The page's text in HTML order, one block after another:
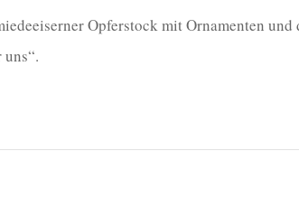
Opferstock mit Ornamenten und